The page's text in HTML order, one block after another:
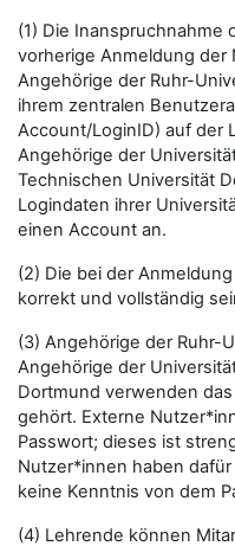
(1) Die Inanspruchnahme
vorherige Anmeldung
Angehörige der Ruhr-
ihrem zentralen
Account/LoginID) auf der
Angehörige der
Technischen Universität
Logindaten ihrer
einen Account an.
(2) Die bei der
korrekt und vollständig
(3) Angehörige der Ruhr-
Angehörige der
Dortmund verwenden
gehört. Externe
Passwort; dieses ist
Nutzer*innen haben
keine Kenntnis von dem
(4) Lehrende können